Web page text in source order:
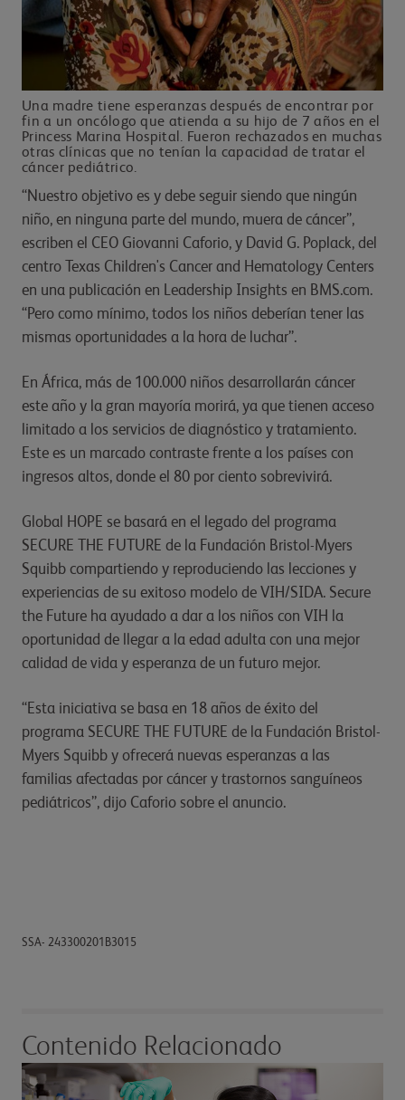
Una madre tiene esperanzas después de encontrar por
fin a un oncólogo que atienda a su hijo de 7 años en el
Princess Marina Hospital. Fueron rechazados en muchas
otras clínicas que no tenían la capacidad de tratar el
cáncer pediátrico.
“Nuestro objetivo es y debe seguir siendo que ningún
niño, en ninguna parte del mundo, muera de cáncer”,
escriben el CEO Giovanni Caforio, y David G. Poplack, del
centro Texas Children's Cancer and Hematology Centers
en una publicación en Leadership Insights en BMS.com.
“Pero como mínimo, todos los niños deberían tener las
mismas oportunidades a la hora de luchar”.
En África, más de 100.000 niños desarrollarán cáncer
este año y la gran mayoría morirá, ya que tienen acceso
limitado a los servicios de diagnóstico y tratamiento.
Este es un marcado contraste frente a los países con
ingresos altos, donde el 80 por ciento sobrevivirá.
Global HOPE se basará en el legado del programa
SECURE THE FUTURE de la Fundación Bristol-Myers
Squibb compartiendo y reproduciendo las lecciones y
experiencias de su exitoso modelo de VIH/SIDA. Secure
the Future ha ayudado a dar a los niños con VIH la
oportunidad de llegar a la edad adulta con una mejor
calidad de vida y esperanza de un futuro mejor.
“Esta iniciativa se basa en 18 años de éxito del
programa SECURE THE FUTURE de la Fundación Bristol-
Myers Squibb y ofrecerá nuevas esperanzas a las
familias afectadas por cáncer y trastornos sanguíneos
pediátricos”, dijo Caforio sobre el anuncio.
SSA- 243300201B3015
Contenido Relacionado